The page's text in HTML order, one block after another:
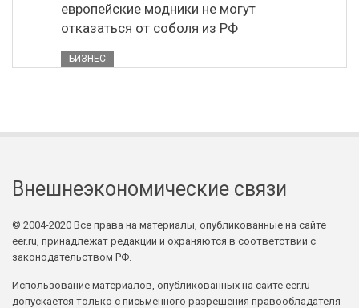
европейские модники не могут
отказаться от соболя из РФ
БИЗНЕС
Внешнеэкономические связи
© 2004-2020 Все права на материалы, опубликованные на сайте
eer.ru, принадлежат редакции и охраняются в соответствии с
законодательством РФ.
Использование материалов, опубликованных на сайте eer.ru
допускается только с письменного разрешения правообладателя